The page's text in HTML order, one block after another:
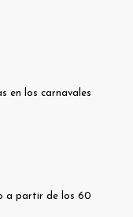
en los carnavales
a partir de los 60